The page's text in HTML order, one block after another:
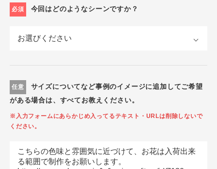
必須 今回はどのようなシーンですか？
任意
サイズについてなど事例のイメージに追加してご希望
がある場合は、すべてお教えください。
※入力フォームにあらかじめ入ってるテキスト・URLは削除しないで
ください。